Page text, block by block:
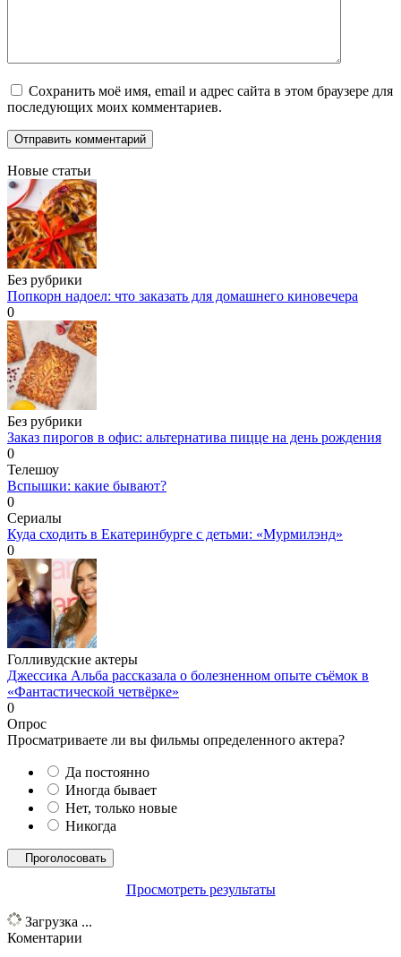
Сохранить моё имя, email и адрес сайта в этом браузере для
последующих моих комментариев.
Новые статьи
Без рубрики
Попкорн надоел: что заказать для домашнего киновечера
0
Без рубрики
Заказ пирогов в офис: альтернатива пицце на день рождения
0
Телешоу
Вспышки: какие бывают?
0
Сериалы
Куда сходить в Екатеринбурге с детьми: «Мурмилэнд»
0
Голливудские актеры
Джессика Альба рассказала о болезненном опыте съёмок в
«Фантастической четвёрке»
0
Опрос
Просматриваете ли вы фильмы определенного актера?
Да постоянно
Иногда бывает
Нет, только новые
Никогда
Просмотреть результаты
Загрузка ...
Коментарии